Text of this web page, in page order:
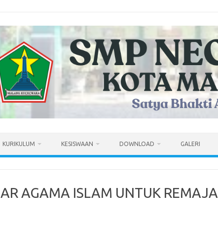
KURIKULUM KESISWAAN DOWNLOAD GALERI
AGAMA ISLAM UNTUK REMAJA